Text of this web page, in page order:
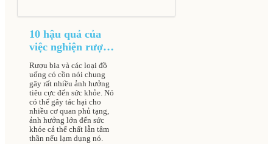
10 hậu quả của
việc nghiện rượu
bia đối với cơ thể
Rượu bia và các loại đồ
uống có cồn nói chung
gây rất nhiều ảnh hưởng
tiêu cực đến sức khỏe. Nó
có thể gây tác hại cho
nhiều cơ quan phủ tạng,
ảnh hưởng lớn đến sức
khỏe cả thể chất lẫn tâm
thần nếu lạm dụng nó.